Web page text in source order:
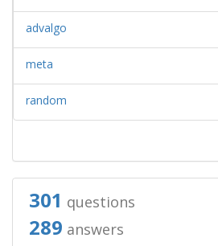
advalgo
meta
random
301 questions
289 answers